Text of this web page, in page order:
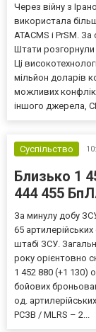
Через війну з
використала
ATACMS і PrSM.
Штати розгорнули
Ці
мільйон доларів
можливих
іншого джерела,
Суспільство
Близько 1
444 455
За минулу добу
65
штабі ЗСУ.
року орієнтовно
1 452 880 (+1 130)
бойових
од.
РСЗВ / MLRS – 2...